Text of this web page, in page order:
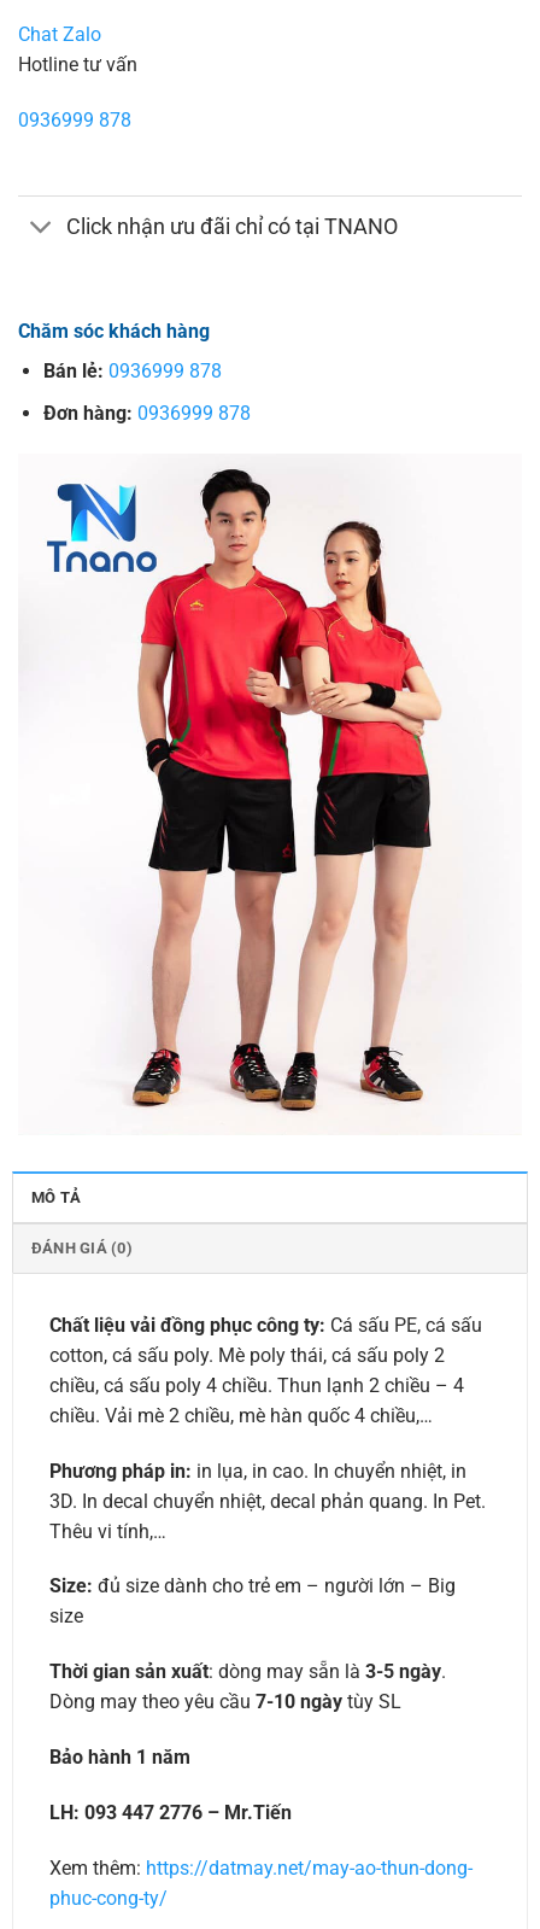
Chat Zalo
Hotline tư vấn
0936999 878
Click nhận ưu đãi chỉ có tại TNANO
Chăm sóc khách hàng
Bán lẻ: 0936999 878
Đơn hàng: 0936999 878
MÔ TẢ
ĐÁNH GIÁ (0)
Chất liệu vải đồng phục công ty: Cá sấu PE, cá sấu
cotton, cá sấu poly. Mè poly thái, cá sấu poly 2
chiều, cá sấu poly 4 chiều. Thun lạnh 2 chiều – 4
chiều. Vải mè 2 chiều, mè hàn quốc 4 chiều,…
Phương pháp in: in lụa, in cao. In chuyển nhiệt, in
3D. In decal chuyển nhiệt, decal phản quang. In Pet.
Thêu vi tính,…
Size: đủ size dành cho trẻ em – người lớn – Big
size
Thời gian sản xuất: dòng may sẵn là 3-5 ngày.
Dòng may theo yêu cầu 7-10 ngàytùy SL
Bảo hành 1 năm
LH: 093 447 2776 – Mr.Tiến
Xem thêm: https://datmay.net/may-ao-thun-dong-
phuc-cong-ty/